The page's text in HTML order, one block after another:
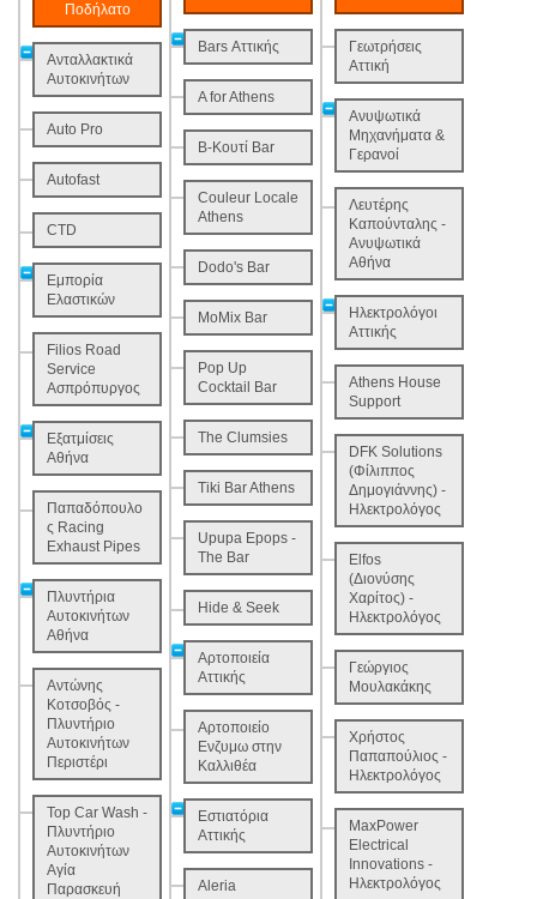
Ποδήλατο
Ανταλλακτικά
Αυτοκινήτων
Auto Pro
Autofast
CTD
Εμπορία
Ελαστικών
Filios Road
Service
Ασπρόπυργος
Εξατμίσεις
Αθήνα
Παπαδόπουλο
ς Racing
Exhaust Pipes
Πλυντήρια
Αυτοκινήτων
Αθήνα
Αντώνης
Κοτσoβός -
Πλυντήριο
Αυτοκινήτων
Περιστέρι
Top Car Wash -
Πλυντήριο
Αυτοκινήτων
Αγία
Παρασκευή
Bars Αττικής
A for Athens
B-Κουτί Bar
Couleur Locale
Athens
Dodo's Bar
MoMix Bar
Pop Up
Cocktail Bar
The Clumsies
Tiki Bar Athens
Upupa Epops -
The Bar
Hide & Seek
Αρτοποιεία
Αττικής
Αρτοποιείο
Ενζυμω στην
Καλλιθέα
Εστιατόρια
Αττικής
Aleria
Γεωτρήσεις
Αττική
Ανυψωτικά
Μηχανήματα &
Γερανοί
Λευτέρης
Καπούνταλης -
Ανυψωτικά
Αθήνα
Ηλεκτρολόγοι
Αττικής
Athens House
Support
DFK Solutions
(Φίλιππος
Δημογιάννης) -
Ηλεκτρολόγος
Elfos
(Διονύσης
Χαρίτος) -
Ηλεκτρολόγος
Γεώργιος
Μουλακάκης
Χρήστος
Παπαπούλιος -
Ηλεκτρολόγος
MaxPower
Electrical
Innovations -
Ηλεκτρολόγος